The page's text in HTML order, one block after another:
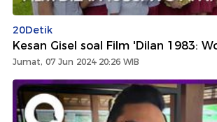
20Detik
Kesan Gisel soal Film 'Dilan 1983:
Jumat, 07 Jun 2024 20:26 WIB